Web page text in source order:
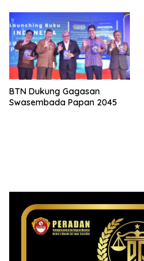
BTN Dukung Gagasan
Swasembada Papan 2045